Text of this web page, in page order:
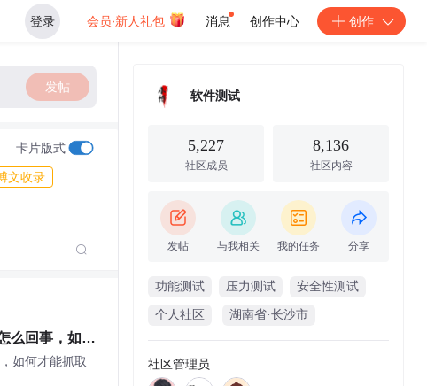
登录 会员·新人礼包 消息 创作中心 创作
发帖
卡片版式
文收录
么回事，如何
如何才能抓取
软件测试
5,227
社区成员
8,136
社区内容
发帖 与我相关 我的任务 分享
功能测试 压力测试 安全性测试
个人社区 湖南省·长沙市
社区管理员